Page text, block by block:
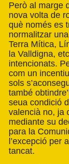
Però al marge
nova volta de
què només es
normalitzar
Terra Mítica,
la Valldigna,
intencionats.
com un
sols
també
seua condició
valencià no, ja
mediante su
para la
l’excepció per
tancat.